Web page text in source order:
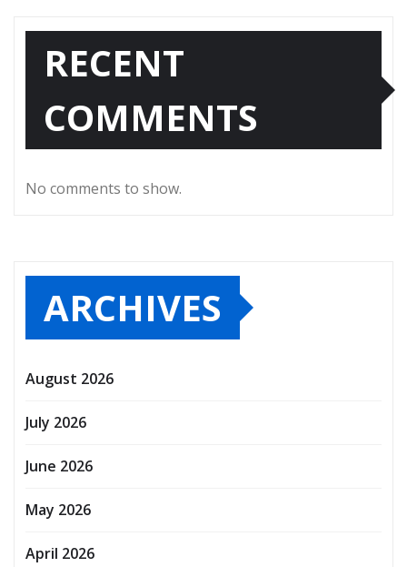
RECENT
COMMENTS
No comments to show.
ARCHIVES
August 2026
July 2026
June 2026
May 2026
April 2026